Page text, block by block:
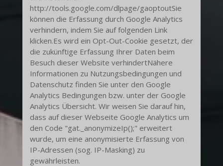
http://tools.google.com/dlpage/gaoptoutSie
können die Erfassung durch Google Analytics
verhindern, indem Sie auf folgenden Link
klicken.Es wird ein Opt-Out-Cookie gesetzt, der
die zukünftige Erfassung Ihrer Daten beim
Besuch dieser Website verhindertNähere
Informationen zu Nutzungsbedingungen und
Datenschutz finden Sie unter den Google
Analytics Bedingungen bzw. unter der Google
Analytics Übersicht. Wir weisen Sie darauf hin,
dass auf dieser Webseite Google Analytics um
den Code "gat._anonymizeIp();" erweitert
wurde, um eine anonymisierte Erfassung von
IP-Adressen (sog. IP-Masking) zu
gewährleisten.